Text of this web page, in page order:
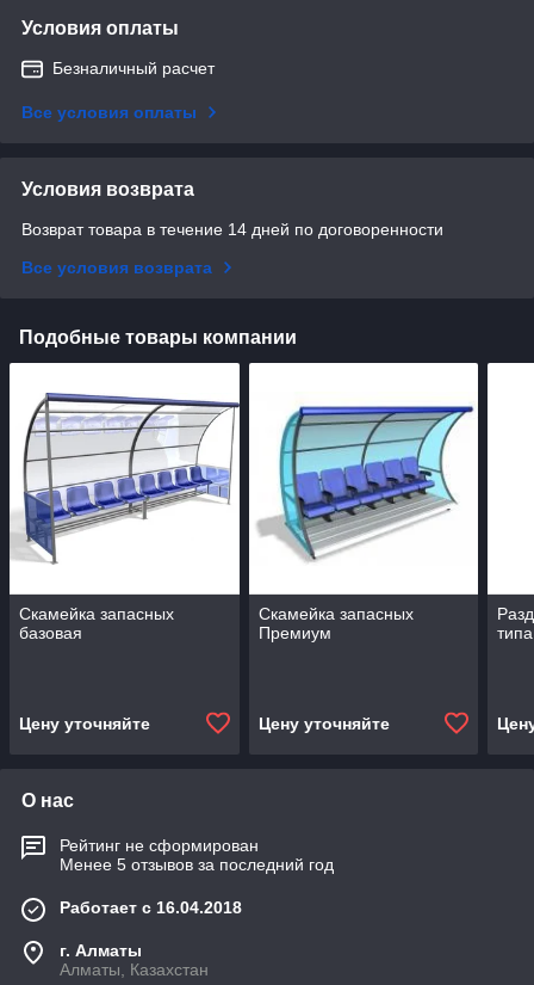
Условия оплаты
Безналичный расчет
Все условия оплаты
Условия возврата
Возврат товара в течение 14 дней по договоренности
Все условия возврата
Подобные товары компании
Скамейка запасных
базовая
Цену уточняйте
Скамейка запасных
Премиум
Цену уточняйте
О нас
Рейтинг не сформирован
Менее 5 отзывов за последний год
Работает с 16.04.2018
г. Алматы
Алматы, Казахстан